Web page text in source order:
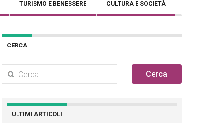
TURISMO E BENESSERE CULTURA E SOCIETÀ
CERCA
Cerca
ULTIMI ARTICOLI